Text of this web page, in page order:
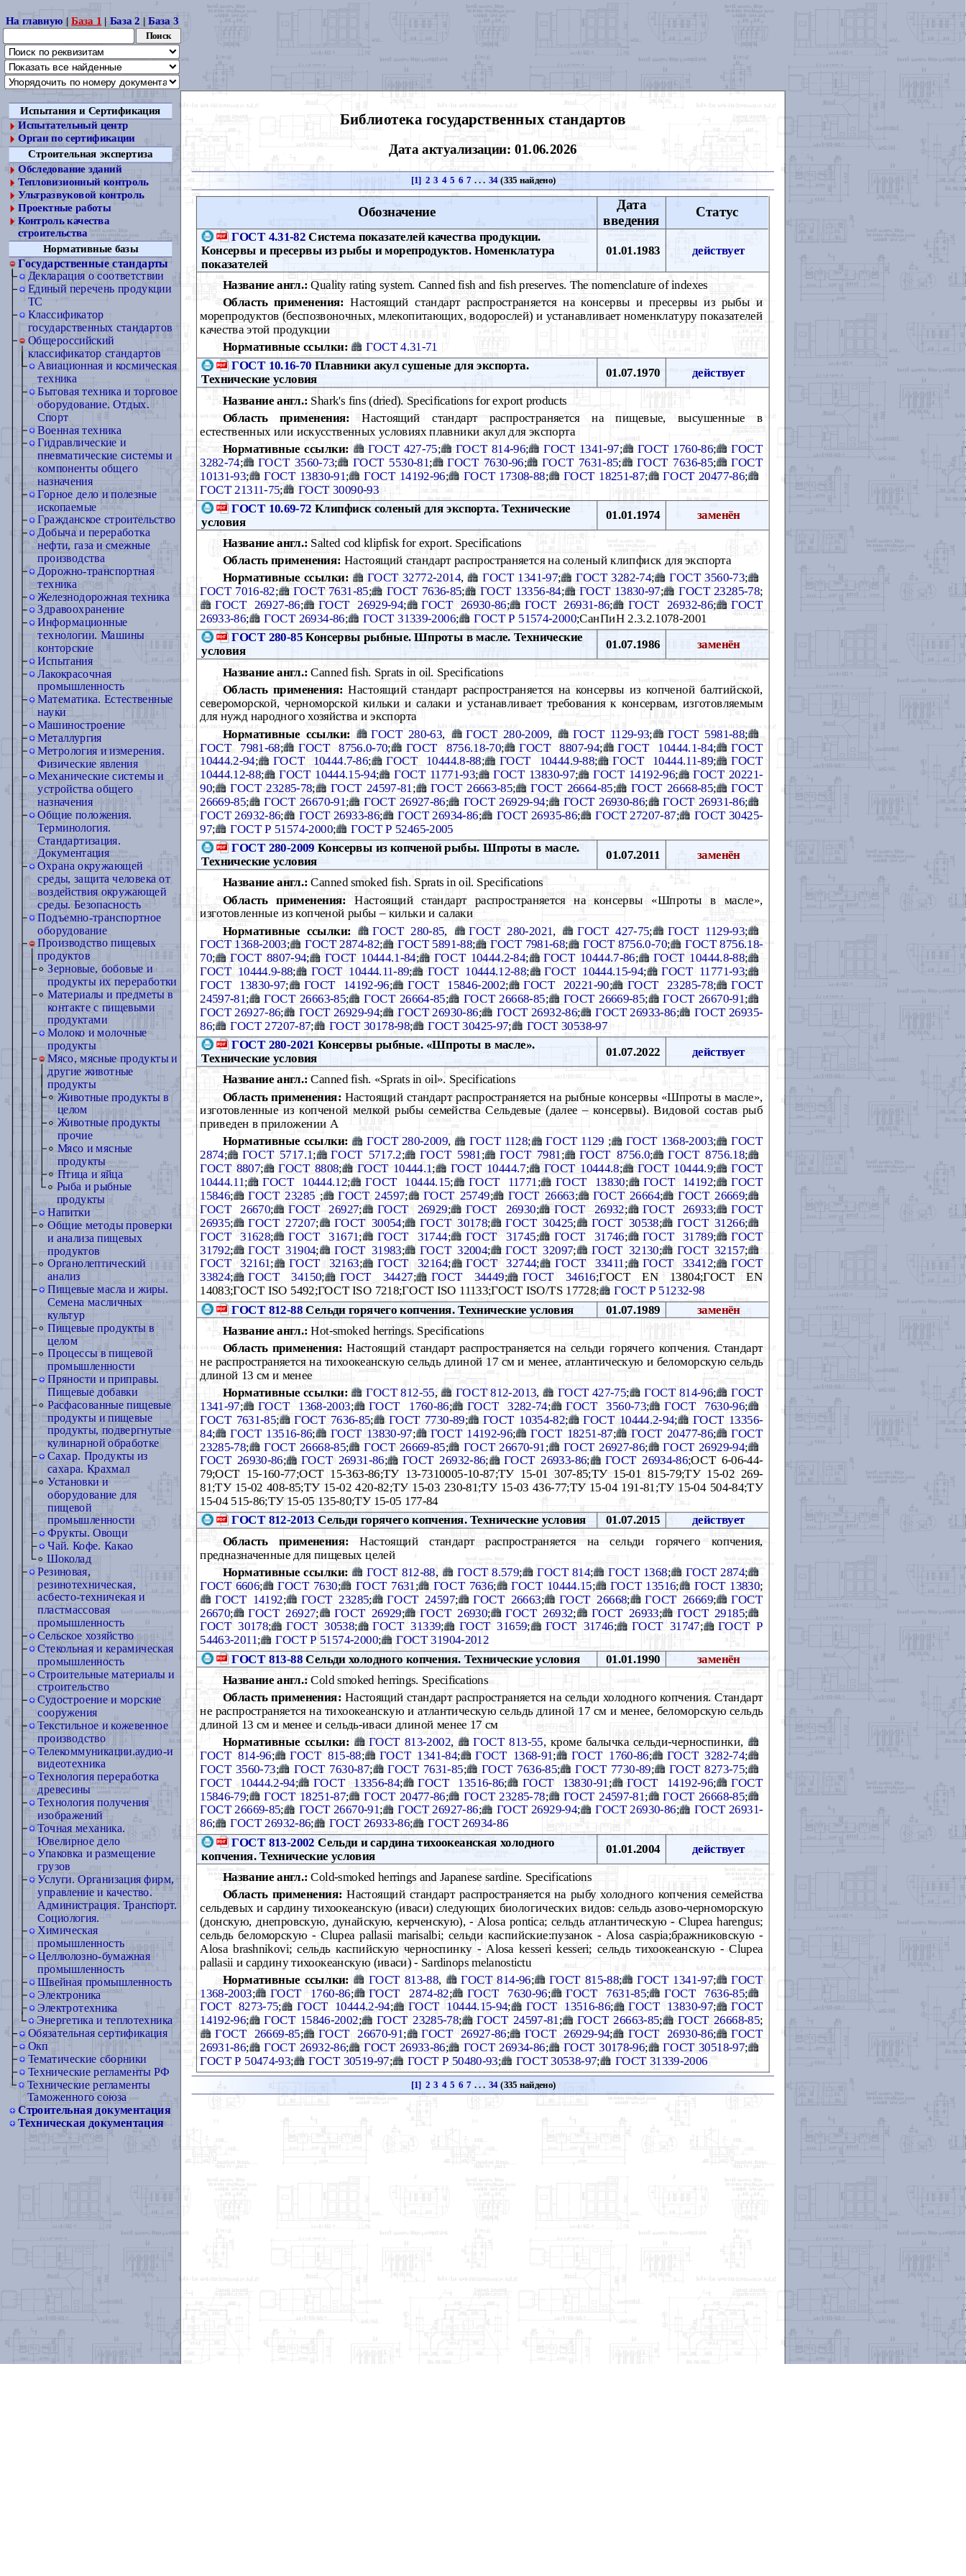
На главную |База 1 | База 2 |База 3
Испытания и Сертификация
Испытательный центр
Орган по сертификации
Строительная экспертиза
Обследование зданий
Тепловизионный контроль
Ультразвуковой контроль
Проектные работы
Контроль качества
строительства
Нормативные базы
Государственные стандарты
Декларация о соответствии
Единый перечень продукции
ТС
Классификатор
государственных стандартов
Общероссийский
классификатор стандартов
Авиационная и космическая
техника
Бытовая техника и торговое
оборудование. Отдых.
Спорт
Военная техника
Гидравлические и
пневматические системы и
компоненты общего
назначения
Горное дело и полезные
ископаемые
Гражданское строительство
Добыча и переработка
нефти, газа и смежные
производства
Дорожно-транспортная
техника
Железнодорожная техника
Здравоохранение
Информационные
технологии. Машины
конторские
Испытания
Лакокрасочная
промышленность
Математика. Естественные
науки
Машиностроение
Металлургия
Метрология и измерения.
Физические явления
Механические системы и
устройства общего
назначения
Общие положения.
Терминология.
Стандартизация.
Документация
Охрана окружающей
среды, защита человека от
воздействия окружающей
среды. Безопасность
Подъемно-транспортное
оборудование
Производство пищевых
продуктов
Зерновые, бобовые и
продукты их переработки
Материалы и предметы в
контакте с пищевыми
продуктами
Молоко и молочные
продукты
Мясо, мясные продукты и
другие животные
продукты
Животные продукты в
целом
Животные продукты
прочие
Мясо и мясные
продукты
Птица и яйца
Рыба и рыбные
продукты
Напитки
Общие методы проверки
и анализа пищевых
продуктов
Органолептический
анализ
Пищевые масла и жиры.
Семена масличных
культур
Пищевые продукты в
целом
Процессы в пищевой
промышленности
Пряности и приправы.
Пищевые добавки
Расфасованные пищевые
продукты и пищевые
продукты, подвергнутые
кулинарной обработке
Сахар. Продукты из
сахара. Крахмал
Установки и
оборудование для
пищевой
промышленности
Фрукты. Овощи
Чай. Кофе. Какао
Шоколад
Резиновая,
резинотехническая,
асбесто-техничекая и
пластмассовая
промышленность
Сельское хозяйство
Стекольная и керамическая
промышленность
Строительные материалы и
строительство
Судостроение и морские
сооружения
Текстильное и кожевенное
производство
Телекоммуникации.аудио-и
видеотехника
Технология переработка
древесины
Технология получения
изображений
Точная механика.
Ювелирное дело
Упаковка и размещение
грузов
Услуги. Организация фирм,
управление и качество.
Администрация. Транспорт.
Социология.
Химическая
промышленность
Целлюлозно-бумажная
промышленность
Швейная промышленность
Электроника
Электротехника
Энергетика и теплотехника
Обязательная сертификация
Окп
Тематические сборники
Технические регламенты РФ
Технические регламенты
Таможенного союза
Строительная документация
Техническая документация
Библиотека государственных стандартов
Дата актуализации: 01.06.2026
[1] 2 3 4 5 6 7 . . . 34 (335 найдено)
Обозначение
Дата
введения
Статус
ГОСТ 4.31-82 Система показателей качества продукции.
Консервы и пресервы из рыбы и морепродуктов. Номенклатура
показателей
01.01.1983 действует
Название англ.: Quality rating system. Canned fish and fish preserves. The nomenclature of indexes
Область применения: Настоящий стандарт распространяется на консервы и пресервы из рыбы и
морепродуктов (беспозвоночных, млекопитающих, водорослей) и устанавливает номенклатуру показателей
качества этой продукции
Нормативные ссылки:
ГОСТ 4.31-71
ГОСТ 10.16-70 Плавники акул сушеные для экспорта.
Технические условия
01.07.1970 действует
Название англ.: Shark's fins (dried). Specifications for export products
Область применения: Настоящий стандарт распространяется на пищевые, высушенные в
естественных или искусственных условиях плавники акул для экспорта
Нормативные ссылки: ГОСТ 427-75; ГОСТ 814-96; ГОСТ 1341-97; ГОСТ 1760-86;
ГОСТ
3282-74; ГОСТ 3560-73; ГОСТ 5530-81; ГОСТ 7630-96; ГОСТ 7631-85; ГОСТ 7636-85;
ГОСТ
10131-93; ГОСТ 13830-91; ГОСТ 14192-96; ГОСТ 17308-88; ГОСТ 18251-87; ГОСТ 20477-86;
ГОСТ 21311-75; ГОСТ 30090-93
ГОСТ 10.69-72 Клипфиск соленый для экспорта. Технические
условия
01.01.1974 заменён
Название англ.: Salted cod klipfisk for export. Specifications
Область применения: Настоящий стандарт распространяется на соленый клипфиск для экспорта
Нормативные ссылки:
ГОСТ 32772-2014, ГОСТ 1341-97; ГОСТ 3282-74; ГОСТ 3560-73;
ГОСТ 7016-82; ГОСТ 7631-85; ГОСТ 7636-85; ГОСТ 13356-84; ГОСТ 13830-97; ГОСТ 23285-78;
ГОСТ 26927-86; ГОСТ 26929-94; ГОСТ 26930-86; ГОСТ 26931-86; ГОСТ 26932-86;
ГОСТ
26933-86; ГОСТ 26934-86; ГОСТ 31339-2006; ГОСТ Р 51574-2000;СанПиН 2.3.2.1078-2001
ГОСТ 280-85Консервы рыбные. Шпроты в масле. Технические
условия
01.07.1986 заменён
Название англ.: Canned fish. Sprats in oil. Specifications
Область применения: Настоящий стандарт распространяется на консервы из копченой балтийской,
североморской, черноморской кильки и салаки и устанавливает требования к консервам, изготовляемым
для нужд народного хозяйства и экспорта
Нормативные ссылки: ГОСТ 280-63 ГОСТ 280-2009 ГОСТ 1129-93; ГОСТ 5981-88;
ГОСТ 7981-68; ГОСТ 8756.0-70; ГОСТ 8756.18-70; ГОСТ 8807-94; ГОСТ 10444.1-84; ГОСТ
10444.2-94; ГОСТ 10444.7-86; ГОСТ 10444.8-88; ГОСТ 10444.9-88; ГОСТ 10444.11-89;
ГОСТ
10444.12-88; ГОСТ 10444.15-94; ГОСТ 11771-93; ГОСТ 13830-97; ГОСТ 14192-96; ГОСТ 20221-
90; ГОСТ 23285-78; ГОСТ 24597-81 ; ГОСТ 26663-85; ГОСТ 26664-85; ГОСТ 26668-85; ГОСТ
26669-85; ГОСТ 26670-91; ГОСТ 26927-86; ГОСТ 26929-94; ГОСТ 26930-86; ГОСТ 26931-86;
ГОСТ 26932-86; ГОСТ 26933-86; ГОСТ 26934-86; ГОСТ 26935-86; ГОСТ 27207-87; ГОСТ 30425-
97; ГОСТ Р 51574-2000; ГОСТ Р 52465-2005
ГОСТ 280-2009 Консервы из копченой рыбы. Шпроты в масле.
Технические условия
01.07.2011 заменён
Название англ.: Canned smoked fish. Sprats in oil. Specifications
Область применения: Настоящий стандарт распространяется на консервы «Шпроты в масле»,
изготовленные из копченой рыбы – кильки и салаки
Нормативные ссылки:
ГОСТ 280-85 ГОСТ 280-2021 ГОСТ 427-75; ГОСТ 1129-93;
ГОСТ 1368-2003; ГОСТ 2874-82; ГОСТ 5891-88; ГОСТ 7981-68; ГОСТ 8756.0-70; ГОСТ 8756.18-
70; ГОСТ 8807-94; ГОСТ 10444.1-84; ГОСТ 10444.2-84; ГОСТ 10444.7-86; ГОСТ 10444.8-88;
ГОСТ 10444.9-88; ГОСТ 10444.11-89; ГОСТ 10444.12-88; ГОСТ 10444.15-94; ГОСТ 11771-93;
ГОСТ 13830-97; ГОСТ 14192-96; ГОСТ 15846-2002; ГОСТ 20221-90; ГОСТ 23285-78; ГОСТ
24597-81; ГОСТ 26663-85; ГОСТ 26664-85; ГОСТ 26668-85; ГОСТ 26669-85; ГОСТ 26670-91;
ГОСТ 26927-86; ГОСТ 26929-94; ГОСТ 26930-86; ГОСТ 26932-86; ГОСТ 26933-86; ГОСТ 26935-
86; ГОСТ 27207-87; ГОСТ 30178-98; ГОСТ 30425-97;
ГОСТ 30538-97
ГОСТ 280-2021 Консервы рыбные. «Шпроты в масле».
Технические условия
01.07.2022 действует
Название англ.:Canned fish. «Sprats in оil». Specifications
Область применения:Настоящий стандарт распространяется на рыбные консервы «Шпроты в масле»,
изготовленные из копченой мелкой рыбы семейства Сельдевые (далее – консервы). Видовой состав рыб
приведен в приложении А
Нормативные ссылки: ГОСТ 280-2009, ГОСТ 1128; ГОСТ 1129 ; ГОСТ 1368-2003; ГОСТ
2874; ГОСТ 5717.1; ГОСТ 5717.2; ГОСТ 5981 ; ГОСТ 7981 ; ГОСТ 8756.0; ГОСТ 8756.18;
ГОСТ 8807; ГОСТ 8808; ГОСТ 10444.1; ГОСТ 10444.7; ГОСТ 10444.8; ГОСТ 10444.9; ГОСТ
10444.11; ГОСТ 10444.12; ГОСТ 10444.15; ГОСТ 11771 ; ГОСТ 13830; ГОСТ 14192; ГОСТ
15846; ГОСТ 23285; ГОСТ 24597; ГОСТ 25749; ГОСТ 26663; ГОСТ 26664; ГОСТ 26669;
ГОСТ 26670; ГОСТ 26927; ГОСТ 26929; ГОСТ 26930; ГОСТ 26932; ГОСТ 26933; ГОСТ
26935; ГОСТ 27207; ГОСТ 30054; ГОСТ 30178; ГОСТ 30425; ГОСТ 30538; ГОСТ 31266;
ГОСТ 31628; ГОСТ 31671; ГОСТ 31744; ГОСТ 31745; ГОСТ 31746; ГОСТ 31789; ГОСТ
31792; ГОСТ 31904; ГОСТ 31983; ГОСТ 32004; ГОСТ 32097; ГОСТ 32130; ГОСТ 32157;
ГОСТ 32161; ГОСТ 32163; ГОСТ 32164; ГОСТ 32744; ГОСТ 33411 ; ГОСТ 33412; ГОСТ
33824; ГОСТ 34150; ГОСТ 34427; ГОСТ 34449; ГОСТ 34616;ГОСТ EN 13804;ГОСТ EN
14083;ГОСТ ISO 5492;ГОСТ ISO 7218;ГОСТ ISO 11133;ГОСТ ISO/TS 17728;
ГОСТ Р 51232-98
ГОСТ 812-88Сельди горячего копчения. Технические условия 01.07.1989
заменён
Название англ.: Hot-smoked herrings. Specifications
Область применения: Настоящий стандарт распространяется на сельди горячего копчения. Стандарт
не распространяется на тихоокеанскую сельдь длиной 17 см и менее, атлантическую и беломорскую сельдь
длиной 13 см и менее
Нормативные ссылки: ГОСТ 812-55, ГОСТ 812-2013, ГОСТ 427-75; ГОСТ 814-96; ГОСТ
1341-97; ГОСТ 1368-2003; ГОСТ 1760-86; ГОСТ 3282-74; ГОСТ 3560-73; ГОСТ 7630-96;
ГОСТ 7631-85; ГОСТ 7636-85; ГОСТ 7730-89; ГОСТ 10354-82; ГОСТ 10444.2-94; ГОСТ 13356-
84; ГОСТ 13516-86; ГОСТ 13830-97; ГОСТ 14192-96; ГОСТ 18251-87; ГОСТ 20477-86; ГОСТ
23285-78; ГОСТ 26668-85; ГОСТ 26669-85; ГОСТ 26670-91 ; ГОСТ 26927-86; ГОСТ 26929-94;
ГОСТ 26930-86; ГОСТ 26931-86; ГОСТ 26932-86; ГОСТ 26933-86; ГОСТ 26934-86;ОСТ 6-06-44-
79;ОСТ 15-160-77;ОСТ 15-363-86;ТУ 13-7310005-10-87;ТУ 15-01 307-85;ТУ 15-01 815-79;ТУ 15-02 269-
81;ТУ 15-02 408-85;ТУ 15-02 420-82;ТУ 15-03 230-81;ТУ 15-03 436-77;ТУ 15-04 191-81;ТУ 15-04 504-84;ТУ
15-04 515-86;ТУ 15-05 135-80;ТУ 15-05 177-84
ГОСТ 812-2013 Сельди горячего копчения. Технические условия 01.07.2015
действует
Область применения: Настоящий стандарт распространяется на сельди горячего копчения,
предназначенные для пищевых целей
Нормативные ссылки: ГОСТ 812-88, ГОСТ 8.579; ГОСТ 814; ГОСТ 1368; ГОСТ 2874;
ГОСТ 6606; ГОСТ 7630; ГОСТ 7631 ; ГОСТ 7636; ГОСТ 10444.15; ГОСТ 13516; ГОСТ 13830;
ГОСТ 14192; ГОСТ 23285; ГОСТ 24597; ГОСТ 26663; ГОСТ 26668; ГОСТ 26669;
ГОСТ
26670; ГОСТ 26927; ГОСТ 26929; ГОСТ 26930; ГОСТ 26932; ГОСТ 26933; ГОСТ 29185;
ГОСТ 30178; ГОСТ 30538; ГОСТ 31339; ГОСТ 31659; ГОСТ 31746; ГОСТ 31747; ГОСТ Р
54463-2011; ГОСТ Р 51574-2000;
ГОСТ 31904-2012
ГОСТ 813-88Сельди холодного копчения. Технические условия 01.01.1990
заменён
Название англ.: Cold smoked herrings. Specifications
Область применения:Настоящий стандарт распространяется на сельди холодного копчения. Стандарт
не распространяется на тихоокеанскую и атлантическую сельдь длиной 17 см и менее, беломорскую сельдь
длиной 13 см и менее и сельдь-иваси длиной менее 17 см
Нормативные ссылки:
ГОСТ 813-2002, ГОСТ 813-55, кроме балычка сельди-черноспинки,
ГОСТ 814-96; ГОСТ 815-88; ГОСТ 1341-84; ГОСТ 1368-91; ГОСТ 1760-86; ГОСТ 3282-74;
ГОСТ 3560-73; ГОСТ 7630-87; ГОСТ 7631-85; ГОСТ 7636-85; ГОСТ 7730-89; ГОСТ 8273-75;
ГОСТ 10444.2-94; ГОСТ 13356-84; ГОСТ 13516-86; ГОСТ 13830-91; ГОСТ 14192-96;
ГОСТ
15846-79; ГОСТ 18251-87; ГОСТ 20477-86; ГОСТ 23285-78; ГОСТ 24597-81; ГОСТ 26668-85;
ГОСТ 26669-85; ГОСТ 26670-91; ГОСТ 26927-86; ГОСТ 26929-94; ГОСТ 26930-86; ГОСТ 26931-
86; ГОСТ 26932-86; ГОСТ 26933-86; ГОСТ 26934-86
ГОСТ 813-2002 Сельди и сардина тихоокеанская холодного
копчения. Технические условия
01.01.2004 действует
Название англ.: Cold-smoked herrings and Japanese sardine. Specifications
Область применения: Настоящий стандарт распространяется на рыбу холодного копчения семейства
сельдевых и сардину тихоокеанскую (иваси) следующих биологических видов: сельдь азово-черноморскую
(донскую, днепровскую, дунайскую, керченскую), - Alosa pontica; сельдь атлантическую - Clupea harengus;
сельдь беломорскую - Clupea pallasii marisalbi; сельди каспийские:пузанок - Alosa caspia;бражниковскую -
Alosa brashnikovi; сельдь каспийскую черноспинку - Аlosa kesseri kesseri; сельдь тихоокеанскую - Clupea
pallasii и сардину тихоокеанскую (иваси) - Sardinops melanostictu
Нормативные ссылки:
ГОСТ 813-88 ГОСТ 814-96; ГОСТ 815-88; ГОСТ 1341-97;
ГОСТ
1368-2003; ГОСТ 1760-86; ГОСТ 2874-82; ГОСТ 7630-96; ГОСТ 7631-85; ГОСТ 7636-85;
ГОСТ 8273-75; ГОСТ 10444.2-94; ГОСТ 10444.15-94; ГОСТ 13516-86; ГОСТ 13830-97; ГОСТ
14192-96; ГОСТ 15846-2002; ГОСТ 23285-78; ГОСТ 24597-81 ; ГОСТ 26663-85; ГОСТ 26668-85;
ГОСТ 26669-85; ГОСТ 26670-91; ГОСТ 26927-86; ГОСТ 26929-94; ГОСТ 26930-86;
ГОСТ
26931-86; ГОСТ 26932-86; ГОСТ 26933-86; ГОСТ 26934-86; ГОСТ 30178-96; ГОСТ 30518-97;
ГОСТ Р 50474-93; ГОСТ 30519-97; ГОСТ Р 50480-93; ГОСТ 30538-97; ГОСТ 31339-2006
[1] 2 3 4 5 6 7 . . . 34 (335 найдено)